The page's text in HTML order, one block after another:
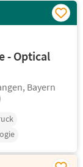
- Optical
Bayern